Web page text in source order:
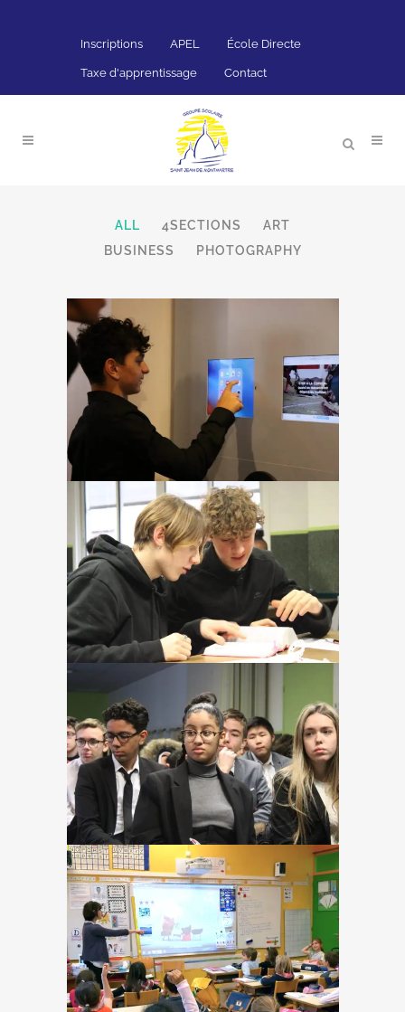
Inscriptions APEL École Directe
Taxe d'apprentissage Contact
ALL 4SECTIONS
ART
BUSINESS
PHOTOGRAPHY